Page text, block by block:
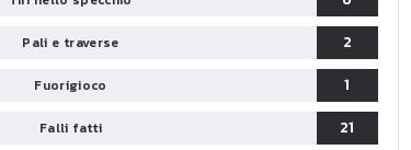
Pali e traverse
2
Fuorigioco
1
Falli fatti
21